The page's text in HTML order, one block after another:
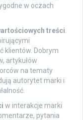
w oczach
treści
klientów. Dobrym
artykułów
na tematy
autorytet marki i
w interakcje marki
pytania